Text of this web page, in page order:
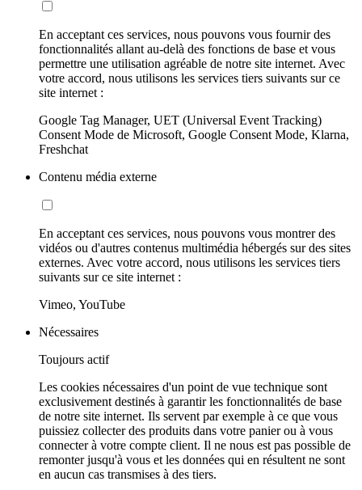
En acceptant ces services, nous pouvons vous fournir des
fonctionnalités allant au-delà des fonctions de base et vous
permettre une utilisation agréable de notre site internet. Avec
votre accord, nous utilisons les services tiers suivants sur ce
site internet :
Google Tag Manager, UET (Universal Event Tracking)
Consent Mode de Microsoft, Google Consent Mode, Klarna,
Freshchat
Contenu média externe
En acceptant ces services, nous pouvons vous montrer des
vidéos ou d'autres contenus multimédia hébergés sur des sites
externes. Avec votre accord, nous utilisons les services tiers
suivants sur ce site internet :
Vimeo, YouTube
Nécessaires
Toujours actif
Les cookies nécessaires d'un point de vue technique sont
exclusivement destinés à garantir les fonctionnalités de base
de notre site internet. Ils servent par exemple à ce que vous
puissiez collecter des produits dans votre panier ou à vous
connecter à votre compte client. Il ne nous est pas possible de
remonter jusqu'à vous et les données qui en résultent ne sont
en aucun cas transmises à des tiers.